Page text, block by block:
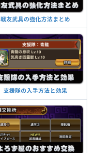
戦友武具の強化方法まとめ
支援隊の入手方法と効果